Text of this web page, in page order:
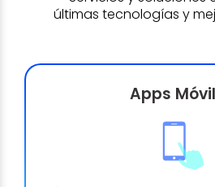
últimas tecnologías y
Apps